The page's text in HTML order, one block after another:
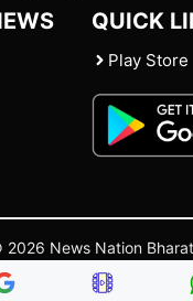
QUICK
Play Store
2026 News Nation Bharat
Contact Us |Policies